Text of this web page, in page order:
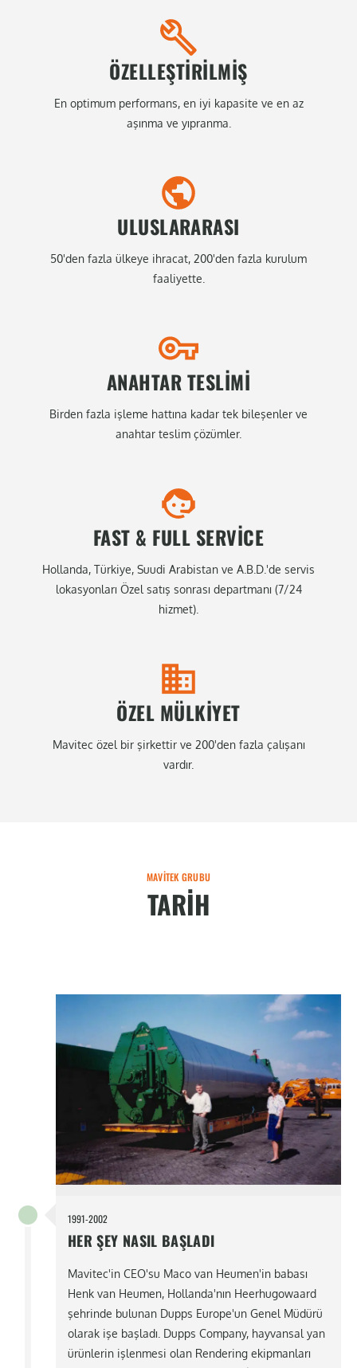
ÖZELLEŞTIRILMIŞ
En optimum performans, en iyi kapasite ve en az
aşınma ve yıpranma.
ULUSLARARASI
50'den fazla ülkeye ihracat, 200'den fazla kurulum
faaliyette.
ANAHTAR TESLIMI
Birden fazla işleme hattına kadar tek bileşenler ve
anahtar teslim çözümler.
FAST & FULL SERVICE
Hollanda, Türkiye, Suudi Arabistan ve A.B.D.'de servis
lokasyonları Özel satış sonrası departmanı (7/24
hizmet).
ÖZEL MÜLKIYET
Mavitec özel bir şirkettir ve 200'den fazla çalışanı
vardır.
MAVITEK GRUBU
TARIH
1991-2002
HER ŞEY NASIL BAŞLADI
Mavitec'in CEO'su Maco van Heumen'in babası
Henk van Heumen, Hollanda'nın Heerhugowaard
şehrinde bulunan Dupps Europe'un Genel Müdürü
olarak işe başladı. Dupps Company, hayvansal yan
ürünlerin işlenmesi olan Rendering ekipmanları